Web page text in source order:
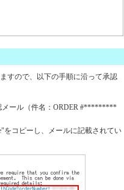
すので、以下の手順に沿って承認
メール（件名：ORDER #*********
をコピーし、メールに記載されてい